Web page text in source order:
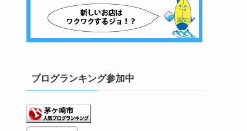
ブログランキング参加中